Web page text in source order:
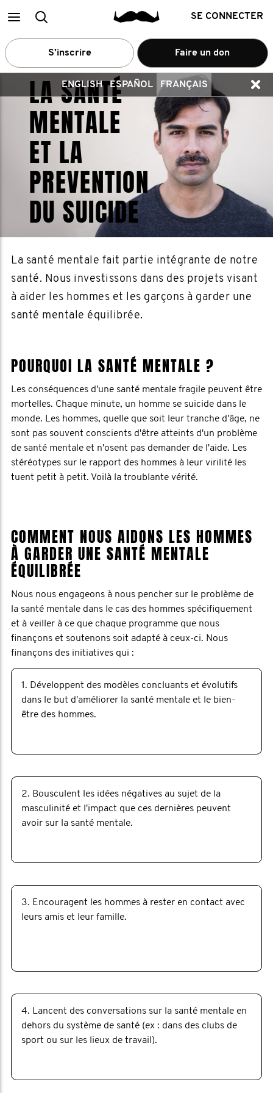
MainRecherche SE CONNECTER
S’inscrire Faire un don
ENGLISH ESPAÑOL FRANÇAIS
LA SANTÉ
MENTALE
ET LA
PREVENTION
DU SUICIDE
La santé mentale fait partie intégrante de notre
santé. Nous investissons dans des projets visant
à aider les hommes et les garçons à garder une
santé mentale équilibrée.
POURQUOI LA SANTÉ MENTALE ?
Les conséquences d'une santé mentale fragile peuvent être
mortelles. Chaque minute, un homme se suicide dans le
monde. Les hommes, quelle que soit leur tranche d'âge, ne
sont pas souvent conscients d'être atteints d'un problème
de santé mentale et n'osent pas demander de l'aide. Les
stéréotypes sur le rapport des hommes à leur virilité les
tuent petit à petit. Voilà la troublante vérité.
COMMENT NOUS AIDONS LES HOMMES
À GARDER UNE SANTÉ MENTALE
ÉQUILIBRÉE
Nous nous engageons à nous pencher sur le problème de
la santé mentale dans le cas des hommes spécifiquement
et à veiller à ce que chaque programme que nous
finançons et soutenons soit adapté à ceux-ci. Nous
finançons des initiatives qui :
1. Développent des modèles concluants et évolutifs
dans le but d'améliorer la santé mentale et le bien-
être des hommes.
2. Bousculent les idées négatives au sujet de la
masculinité et l'impact que ces dernières peuvent
avoir sur la santé mentale.
3. Encouragent les hommes à rester en contact avec
leurs amis et leur famille.
4. Lancent des conversations sur la santé mentale en
dehors du système de santé (ex : dans des clubs de
sport ou sur les lieux de travail).